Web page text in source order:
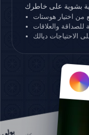
والعلاقات
الاحتياجات ديالك